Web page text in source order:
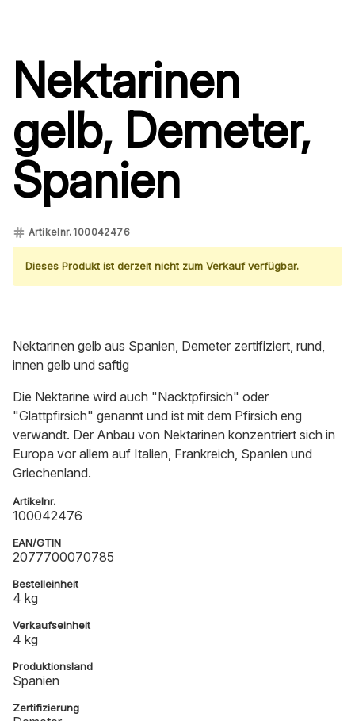
Nektarinen
gelb, Demeter,
Spanien
Artikelnr. 100042476
Dieses Produkt ist derzeit nicht zum Verkauf verfügbar.
Nektarinen gelb aus Spanien, Demeter zertifiziert, rund,
innen gelb und saftig
Die Nektarine wird auch "Nacktpfirsich" oder
"Glattpfirsich" genannt und ist mit dem Pfirsich eng
verwandt. Der Anbau von Nektarinen konzentriert sich in
Europa vor allem auf Italien, Frankreich, Spanien und
Griechenland.
Artikelnr.
100042476
EAN/GTIN
2077700070785
Bestelleinheit
4 kg
Verkaufseinheit
4 kg
Produktionsland
Spanien
Zertifizierung